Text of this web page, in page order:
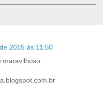
2015 às 11:50